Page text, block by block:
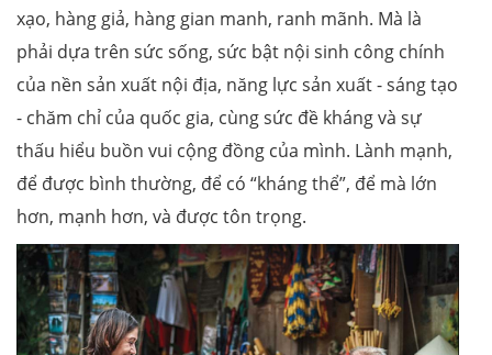
xạo, hàng giả, hàng gian manh, ranh mãnh. Mà là
phải dựa trên sức sống, sức bật nội sinh công chính
của nền sản xuất nội địa, năng lực sản xuất - sáng tạo
- chăm chỉ của quốc gia, cùng sức đề kháng và sự
thấu hiểu buồn vui cộng đồng của mình. Lành mạnh,
để được bình thường, để có “kháng thể”, để mà lớn
hơn, mạnh hơn, và được tôn trọng.